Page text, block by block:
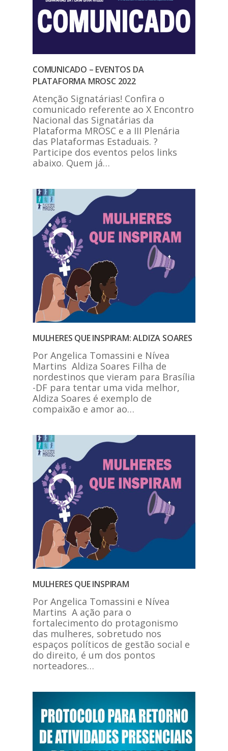
COMUNICADO – EVENTOS DA
PLATAFORMA MROSC 2022
Atenção Signatárias! Confira o
comunicado referente ao X Encontro
Nacional das Signatárias da
Plataforma MROSC e a III Plenária
das Plataformas Estaduais. ?
Participe dos eventos pelos links
abaixo. Quem já…
MULHERES QUE INSPIRAM: ALDIZA SOARES
Por Angelica Tomassini e Nívea
Martins Aldiza Soares Filha de
nordestinos que vieram para Brasília
-DF para tentar uma vida melhor,
Aldiza Soares é exemplo de
compaixão e amor ao…
MULHERES QUE INSPIRAM
Por Angelica Tomassini e Nívea
Martins A ação para o
fortalecimento do protagonismo
das mulheres, sobretudo nos
espaços políticos de gestão social e
do direito, é um dos pontos
norteadores…